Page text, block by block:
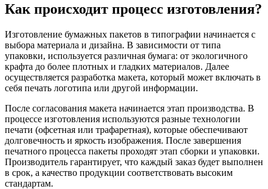
Как происходит процесс изготовления?
Изготовление бумажных пакетов в типографии начинается с
выбора материала и дизайна. В зависимости от типа
упаковки, используется различная бумага: от экологичного
крафта до более плотных и гладких материалов. Далее
осуществляется разработка макета, который может включать в
себя печать логотипа или другой информации.
После согласования макета начинается этап производства. В
процессе изготовления используются разные технологии
печати (офсетная или трафаретная), которые обеспечивают
долговечность и яркость изображения. После завершения
печатного процесса пакеты проходят этап сборки и упаковки.
Производитель гарантирует, что каждый заказ будет выполнен
в срок, а качество продукции соответствовать высоким
стандартам.